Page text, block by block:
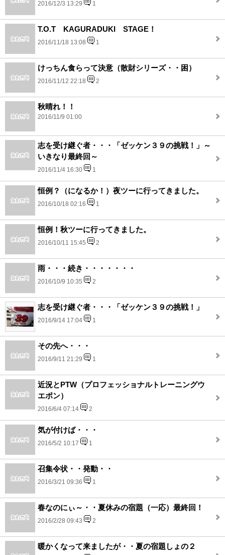
2016/12/3 13:29 1
T.O.T KAGURADUKI STAGE！
2016/11/18 13:08 1
けっちん食らって決意（散財シリーズ・・困）
2016/11/12 22:18 2
秋晴れ！！
2016/11/9 01:00
志を受け継ぐ者・・・「ゼッケン３９の挑戦！」～
いきなり最終回～
2016/11/4 16:30 1
恒例？（になるか！）夜ツーに行ってきました。
2016/10/18 02:16 1
恒例！秋ツーに行ってきました。
2016/10/11 15:45 2
雨・・・続き・・・・・・・
2016/10/9 10:35 2
志を受け継ぐ者・・・「ゼッケン３９の挑戦！」
2016/9/14 17:04 1
その先へ・・・
2016/9/11 21:29 1
近況とPTW（プロフェッショナルトレーニングウ
エポン）
2016/6/4 07:14 2
気が付けば・・・
2016/5/2 10:17 1
召集令状・・発動・・
2016/3/21 09:36 1
春なのにぃ～・・夏休みの宿題（一応）最終回！
2016/2/28 09:43 2
暖かくなって来ましたが・・夏の宿題しょの２